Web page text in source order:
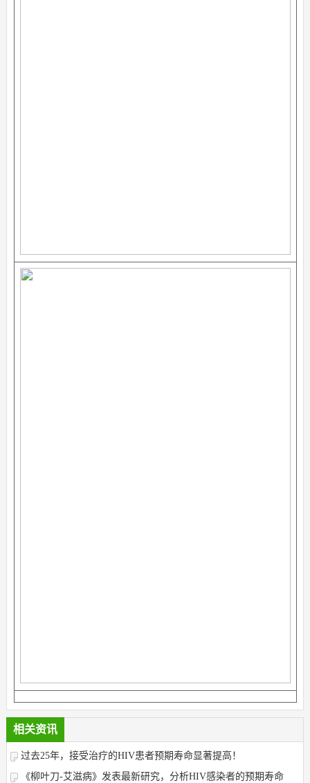
相关资讯
​过去25年，接受治疗的HIV患者预期寿命显著提高！
《柳叶刀-艾滋病》发表最新研究，分析HIV感染者的预期寿命